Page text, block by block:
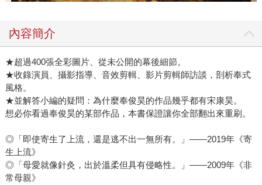
內容簡介
★超過400張全彩圖片、從未公開的幕後細節。
★收錄演員、攝影指導、音效剪輯、影片剪輯師訪談，剖析奉式
風格。
★並解答小編的疑問：為什麼奉俊昊的作品幾乎都有宋康昊。
想必你看過奉俊昊的某部作品，本書保證讓你全部翻出來重刷。
◎「即使寄生了上流，還是逃不出一無所有。」——2019年《寄
生上流》
◎「母愛就像針灸，出於溫柔但具有侵略性。」——2009年《非
常母親》